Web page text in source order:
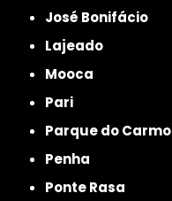
José Bonifácio
Lajeado
Mooca
Pari
Parque do Carmo
Penha
Ponte Rasa